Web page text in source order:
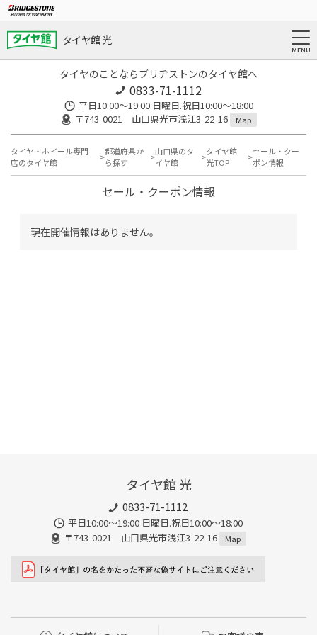
タイヤ館 光
タイヤのことならブリヂストンのタイヤ館へ
0833-71-1112
平日10:00〜19:00 日曜日.祝日10:00〜18:00
〒743-0021 山口県光市浅江3-22-16
Map
タイヤ・ホイール専門
店のタイヤ館
都道府県か
ら探す
山口県のタ
イヤ館
タイヤ館
光TOP
セール・クー
ポン情報
セール・クーポン情報
現在開催情報はありません。
タイヤ館 光
0833-71-1112
平日10:00〜19:00 日曜日.祝日10:00〜18:00
〒743-0021 山口県光市浅江3-22-16
Map